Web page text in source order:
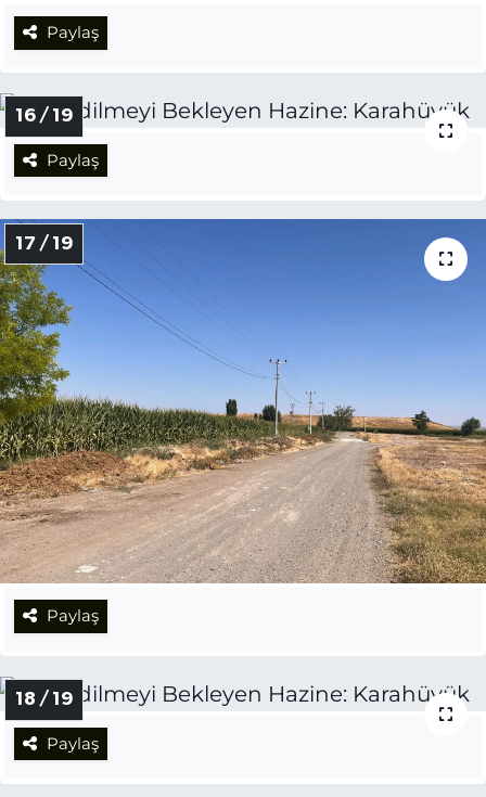
Paylaş
16 / 19
Paylaş
17 / 19
Paylaş
18 / 19
Paylaş